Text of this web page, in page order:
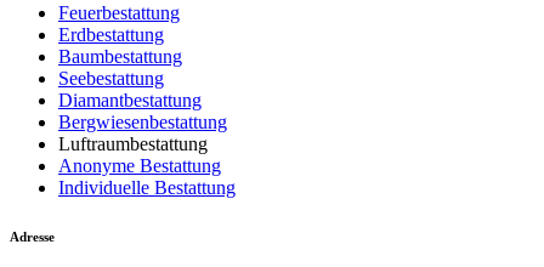
Feuerbestattung
Erdbestattung
Baumbestattung
Seebestattung
Diamantbestattung
Bergwiesenbestattung
Luftraumbestattung
Anonyme Bestattung
Individuelle Bestattung
Adresse